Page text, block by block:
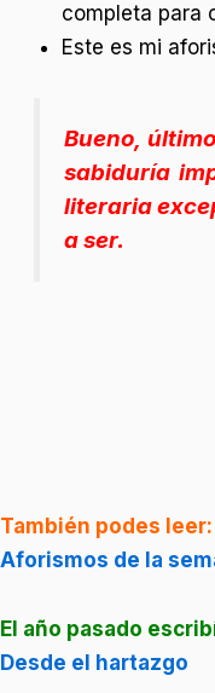
completa para
Este es mi
Bueno,
sabiduría
literaria
a ser.
También podes leer:
Aforismos de la
El año pasado
Desde el hartazgo